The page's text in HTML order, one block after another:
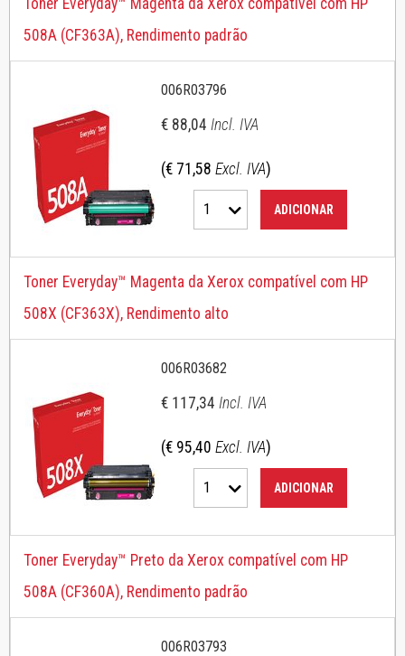
Toner Everyday™ Magenta da Xerox compatível com HP
508A (CF363A), Rendimento padrão
006R03796
€ 88,04 Incl. IVA
(€ 71,58 Excl. IVA)
1 ADICIONAR
Toner Everyday™ Magenta da Xerox compatível com HP
508X (CF363X), Rendimento alto
006R03682
€ 117,34 Incl. IVA
(€ 95,40 Excl. IVA)
1 ADICIONAR
Toner Everyday™ Preto da Xerox compatível com HP
508A (CF360A), Rendimento padrão
006R03793